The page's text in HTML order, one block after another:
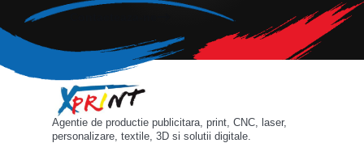
Agentie de productie publicitara, print, CNC, laser,
personalizare, textile, 3D si solutii digitale.